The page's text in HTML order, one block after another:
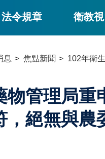
法令規章 衛教
息 焦點新聞 102年衛
物管理局重
，絕無與農